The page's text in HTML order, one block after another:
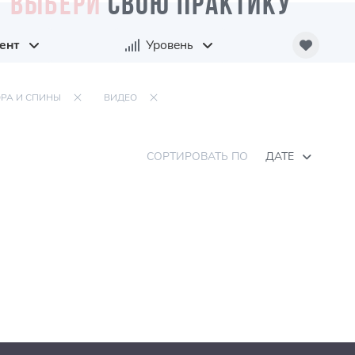
ВЫБЕРИ СВОЮ ПРАКТИКУ
Уровень
И СПИНЫ ВИДЕО
СОРТИРОВАТЬ ПО ДАТЕ